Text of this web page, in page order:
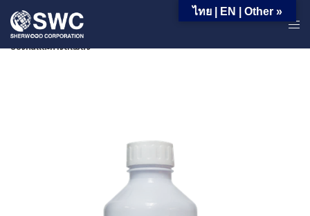
หน้าหลัก | ผลิตภัณฑ์ | ผลิตภัณฑ์สำหรับอุตสาหกรรม | กลุ่มสินค้าในงาน
ป้องกันและกำจัดแมลง
ไทย | EN | Other »